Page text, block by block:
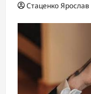
Стаценко Ярослав